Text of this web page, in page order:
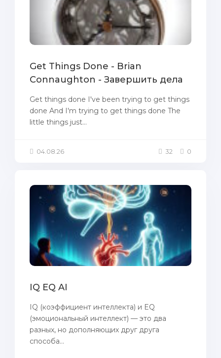
Get Things Done - Brian
Connaughton - Завершить дела
Get things done I've been trying to get things
done And I'm trying to get things done The
little things just...
04.08.26 32 0
IQ EQ AI
IQ (коэффициент интеллекта) и EQ
(эмоциональный интеллект) — это два
разных, но дополняющих друг друга
способа...